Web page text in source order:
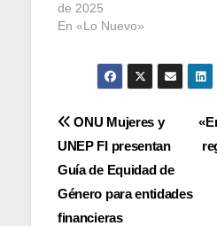
de 2025
En «Lo Nuevo»
Navegación
de
entradas
ONU Mujeres y
UNEP FI presentan
Guía de Equidad de
Género para entidades
financieras